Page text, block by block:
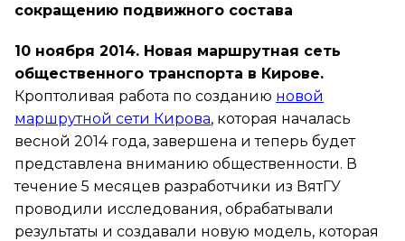
сокращению подвижного состава
10 ноября 2014. Новая маршрутная сеть
общественного транспорта в Кирове.
Кроптоливая работа по созданию новой
маршрутной сети Кирова, которая началась
весной 2014 года, завершена и теперь будет
представлена вниманию общественности. В
течение 5 месяцев разработчики из ВятГУ
проводили исследования, обрабатывали
результаты и создавали новую модель, которая